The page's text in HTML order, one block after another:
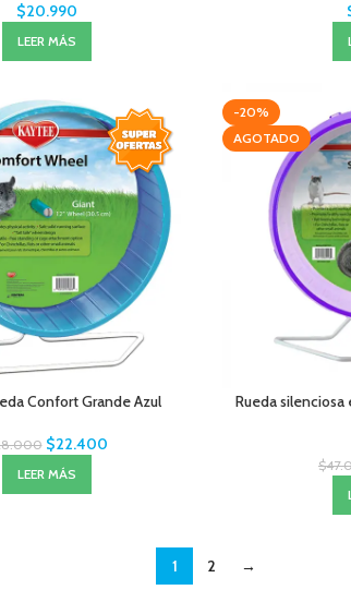
$20.990
LEER MÁS
Confort Grande Azul
$22.400
LEER MÁS
-20%
AGOTADO
Rueda
$
1 2 →